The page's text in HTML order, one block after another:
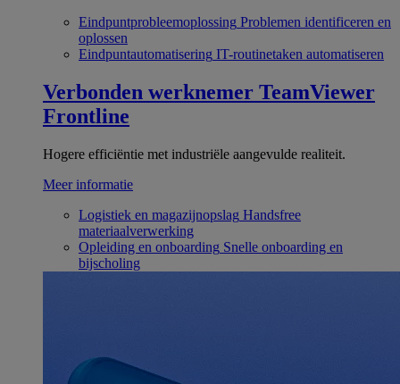
Eindpuntprobleemoplossing Problemen identificeren en
oplossen
Eindpuntautomatisering IT-routinetaken automatiseren
Verbonden werknemer TeamViewer
Frontline
Hogere efficiëntie met industriële aangevulde realiteit.
Meer informatie
Logistiek en magazijnopslag Handsfree
materiaalverwerking
Opleiding en onboarding Snelle onboarding en
bijscholing